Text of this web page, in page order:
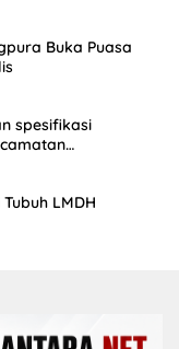
Buka Puasa
spesifikasi
LMDH